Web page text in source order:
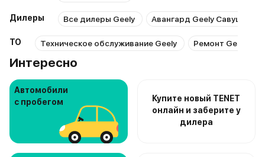
Дилеры Все дилеры Geely Авангард Geely Савушкина
ТО Техническое обслуживание Geely Ремонт Geely
Интересно
Автомобили
с пробегом
Купите новый TENET
онлайн и заберите у
дилера